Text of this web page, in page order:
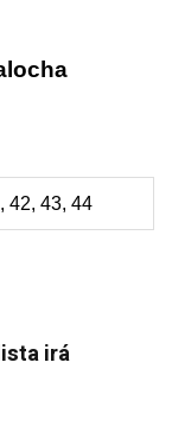
42, 43, 44
irá